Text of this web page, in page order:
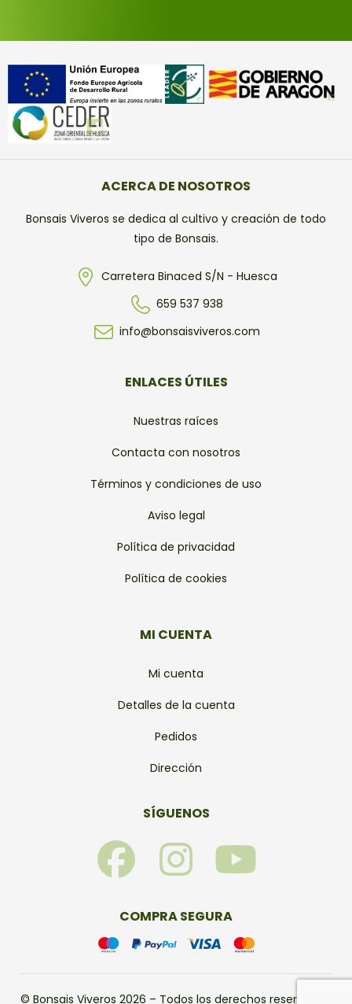
ACERCA DE NOSOTROS
Bonsais Viveros se dedica al cultivo y creación de todo
tipo de Bonsais.
Carretera Binaced S/N - Huesca
659 537 938
info@bonsaisviveros.com
ENLACES ÚTILES
Nuestras raíces
Contacta con nosotros
Términos y condiciones de uso
Aviso legal
Política de privacidad
Política de cookies
MI CUENTA
Mi cuenta
Detalles de la cuenta
Pedidos
Dirección
SÍGUENOS
F
a
c
e
I
n
s
t
Y
u
t
COMPRA SEGURA
© Bonsais Viveros 2026 – Todos los derechos reservados.